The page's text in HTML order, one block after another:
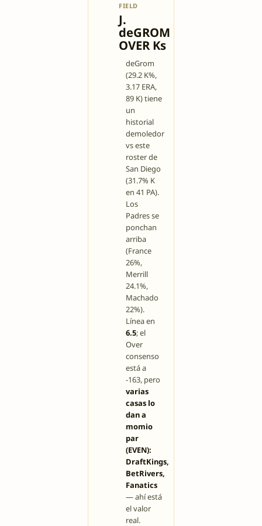
FIELD
J.
deGROM
OVER Ks
deGrom
(29.2 K%,
3.17 ERA,
89 K) tiene
un
historial
demoledor
vs este
roster de
San Diego
(31.7% K
en 41 PA).
Los
Padres se
ponchan
arriba
(France
26%,
Merrill
24.1%,
Machado
22%).
Línea en
6.5; el
Over
consenso
está a
-163, pero
varias
casas lo
dan a
momio
par
(EVEN):
DraftKings,
BetRivers,
Fanatics
— ahí está
el valor
real.